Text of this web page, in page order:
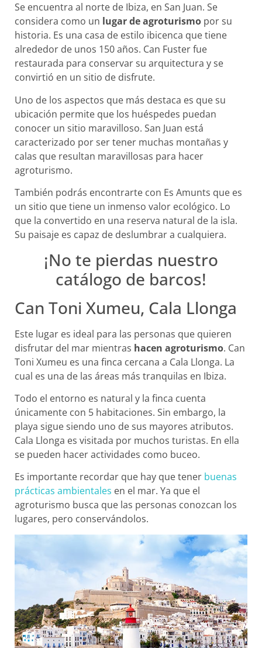
Se encuentra al norte de Ibiza, en San Juan. Se
considera como un lugar de agroturismo por su
historia. Es una casa de estilo ibicenca que tiene
alrededor de unos 150 años. Can Fuster fue
restaurada para conservar su arquitectura y se
convirtió en un sitio de disfrute.
Uno de los aspectos que más destaca es que su
ubicación permite que los huéspedes puedan
conocer un sitio maravilloso. San Juan está
caracterizado por ser tener muchas montañas y
calas que resultan maravillosas para hacer
agroturismo.
También podrás encontrarte con Es Amunts que es
un sitio que tiene un inmenso valor ecológico. Lo
que la convertido en una reserva natural de la isla.
Su paisaje es capaz de deslumbrar a cualquiera.
¡No te pierdas nuestro
catálogo de barcos!
Can Toni Xumeu, Cala Llonga
Este lugar es ideal para las personas que quieren
disfrutar del mar mientras hacen agroturismo. Can
Toni Xumeu es una finca cercana a Cala Llonga. La
cual es una de las áreas más tranquilas en Ibiza.
Todo el entorno es natural y la finca cuenta
únicamente con 5 habitaciones. Sin embargo, la
playa sigue siendo uno de sus mayores atributos.
Cala Llonga es visitada por muchos turistas. En ella
se pueden hacer actividades como buceo.
Es importante recordar que hay que tener buenas
prácticas ambientales en el mar. Ya que el
agroturismo busca que las personas conozcan los
lugares, pero conservándolos.